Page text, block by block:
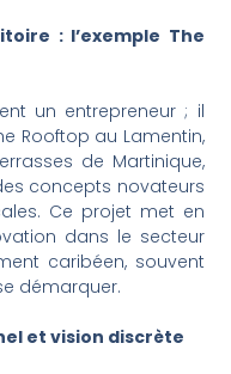
: l’exemple The
un entrepreneur ; il
Rooftop au Lamentin,
de Martinique,
concepts novateurs
Ce projet met en
dans le secteur
caribéen, souvent
démarquer.
et vision discrète